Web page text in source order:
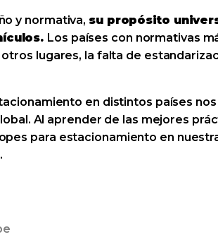
y normativa, su propósito
Los países con normativas
lugares, la falta de
en distintos países
Al aprender de las mejores
para estacionamiento en